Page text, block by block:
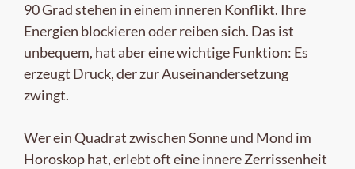
90 Grad stehen in einem inneren Konflikt. Ihre
Energien blockieren oder reiben sich. Das ist
unbequem, hat aber eine wichtige Funktion: Es
erzeugt Druck, der zur Auseinandersetzung
zwingt.
Wer ein Quadrat zwischen Sonne und Mond im
Horoskop hat, erlebt oft eine innere Zerrissenheit